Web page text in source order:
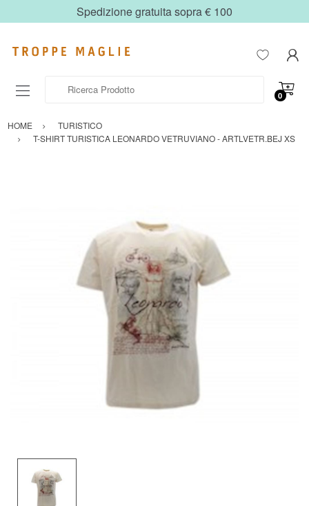
Spedizione gratuita sopra € 100
0
HOME
TURISTICO
T-SHIRT TURISTICA LEONARDO VETRUVIANO - ARTLVETR.BEJ XS